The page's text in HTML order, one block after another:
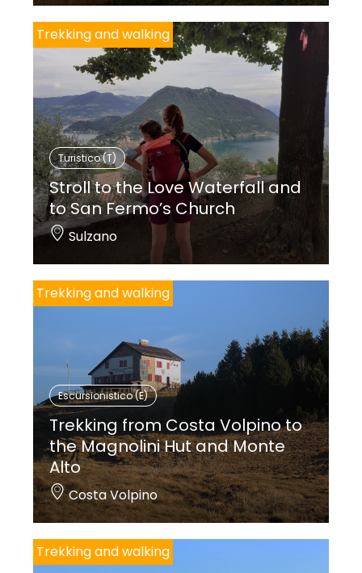
Trekking and walking
Turistico (T)
Stroll to the Love Waterfall and
to San Fermo’s Church
Sulzano
Trekking and walking
Escursionistico (E)
Trekking from Costa Volpino to
the Magnolini Hut and Monte
Alto
Costa Volpino
Trekking and walking